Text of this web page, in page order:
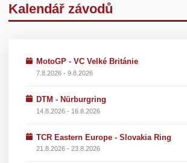
Kalendář závodů
MotoGP - VC Velké Británie
7.8.2026 - 9.8.2026
DTM - Nürburgring
14.8.2026 - 16.8.2026
TCR Eastern Europe - Slovakia Ring
21.8.2026 - 23.8.2026